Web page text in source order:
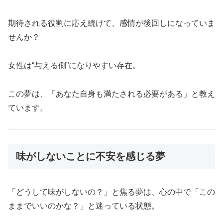
期待される役割に応え続けて、感情が後回しになっていま
せんか？
女性は“与える側”になりやすい存在。
この夢は、「あなた自身も満たされる必要がある」と教え
ています。
味がしないことに不安を感じる夢
「どうして味がしないの？」と焦る夢は、心の中で「この
ままでいいのかな？」と迷っている状態。